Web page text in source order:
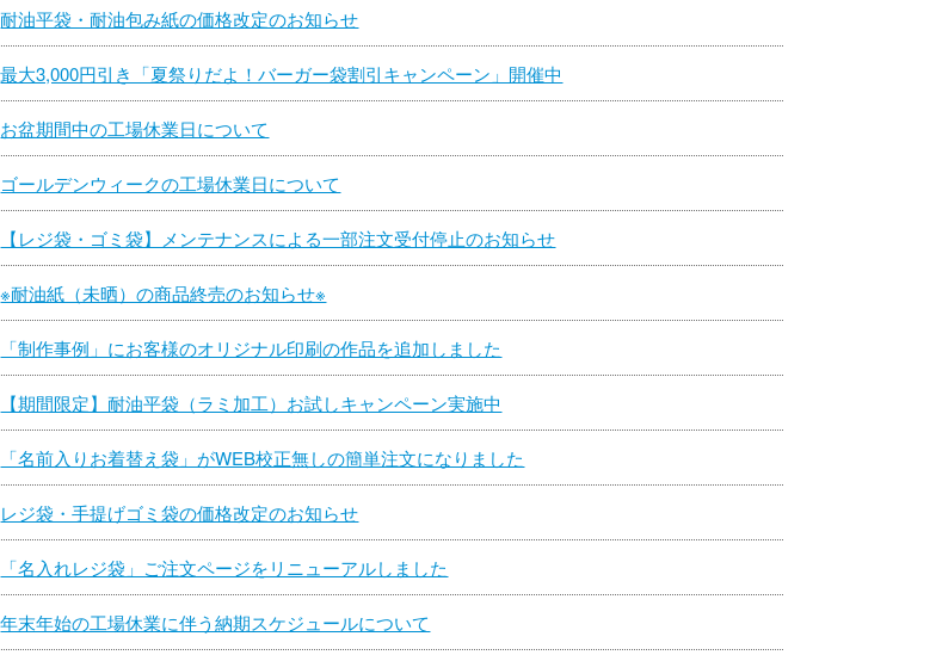
耐油平袋・耐油包み紙の価格改定のお知らせ
最大3,000円引き「夏祭りだよ！バーガー袋割引キャンペーン」開催中
お盆期間中の工場休業日について
ゴールデンウィークの工場休業日について
【レジ袋・ゴミ袋】メンテナンスによる一部注文受付停止のお知らせ
※耐油紙（未晒）の商品終売のお知らせ※
「制作事例」にお客様のオリジナル印刷の作品を追加しました
【期間限定】耐油平袋（ラミ加工）お試しキャンペーン実施中
「名前入りお着替え袋」がWEB校正無しの簡単注文になりました
レジ袋・手提げゴミ袋の価格改定のお知らせ
「名入れレジ袋」ご注文ページをリニューアルしました
年末年始の工場休業に伴う納期スケジュールについて